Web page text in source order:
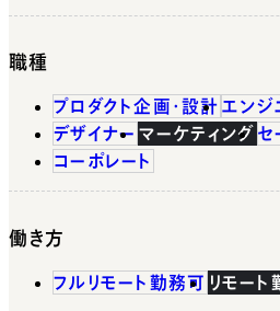
職種
プロダクト企画・設計 エンジ
デザイナー マーケティング セ
コーポレート
働き方
フルリモート勤務可 リモート